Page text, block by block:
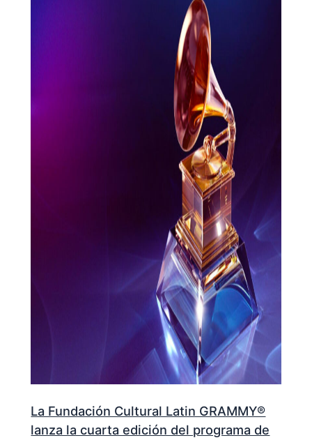
La Fundación Cultural Latin GRAMMY®
lanza la cuarta edición del programa de